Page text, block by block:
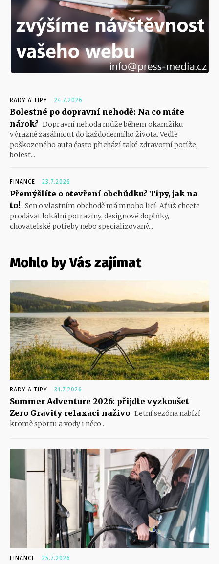
RADY A TIPY 24.7.2026
Bolestné po dopravní nehodě: Na co máte
nárok? Dopravní nehoda může během okamžiku
výrazně zasáhnout do každodenního života. Vedle
poškozeného auta často přichází také zdravotní potíže,
bolest...
FINANCE 23.7.2026
Přemýšlíte o otevření obchůdku? Tipy, jak na
to! Sen o vlastním obchodě má mnoho lidí. Ať už chcete
prodávat lokální potraviny, designové doplňky,
chovatelské potřeby nebo specializovaný...
Mohlo by Vás zajímat
RADY A TIPY 31.7.2026
Summer Adventure 2026: přijďte vyzkoušet
Zero Gravity relaxaci naživo Letní sezóna nabízí
kromě sportu a vody i něco...
FINANCE 25.7.2026